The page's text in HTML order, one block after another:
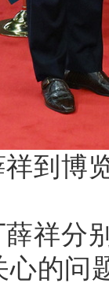
到博
薛祥分
的问